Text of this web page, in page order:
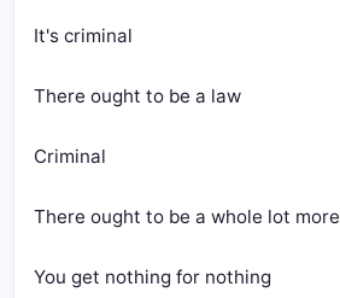
It's criminal
There ought to be a law
Criminal
There ought to be a whole lot more
You get nothing for nothing